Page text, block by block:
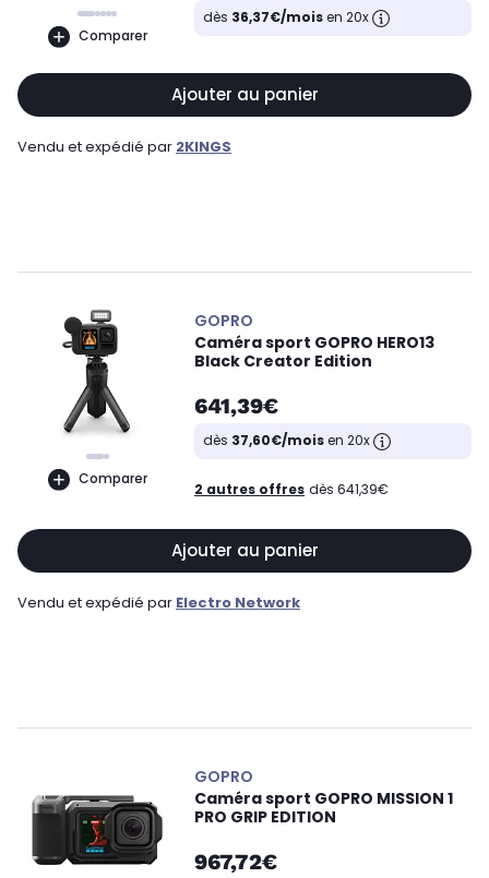
Comparer
dès 36,37€/moisen 20x
Ajouter au panier
Vendu et expédié par 2KINGS
Comparer
GOPRO
Caméra sport GOPRO HERO13
Black Creator Edition
641,39€
dès 37,60€/moisen 20x
2 autres offres dès 641,39€
Ajouter au panier
Vendu et expédié par Electro Network
GOPRO
Caméra sport GOPRO MISSION 1
PRO GRIP EDITION
967,72€